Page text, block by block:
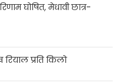
घोषित, मेधावी छात्र-
प्रति किलो